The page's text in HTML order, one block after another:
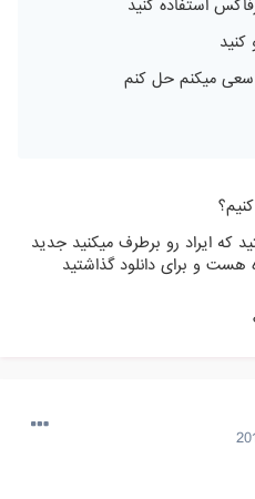
استفاده کنید
میکنم حل کنم
ایراد رو برطرف میکنید جدید
شده هست و برای دانلود گذاشتید